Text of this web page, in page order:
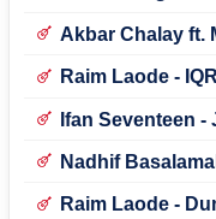
Akbar Chalay ft.
Raim Laode -
Ifan Seventeen
Nadhif
Raim Laode -